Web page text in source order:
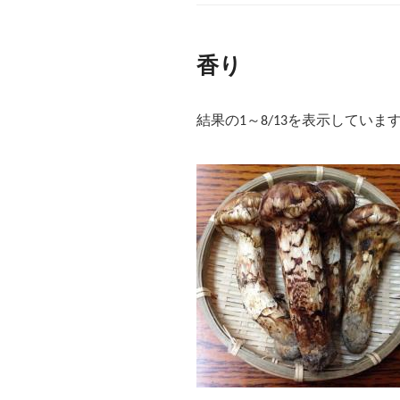
香り
結果の1～8/13を表示していま